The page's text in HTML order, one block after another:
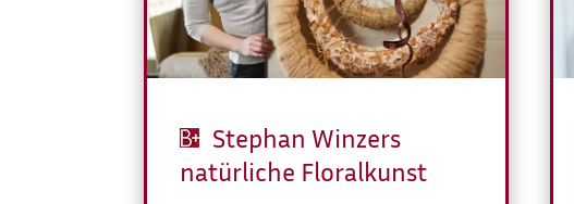
Stephan Winzers
natürliche Floralkunst